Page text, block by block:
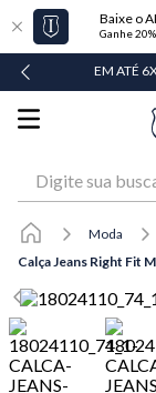
Baixe o
Ganhe
EM ATÉ
Moda
Calça Jeans Right Fit